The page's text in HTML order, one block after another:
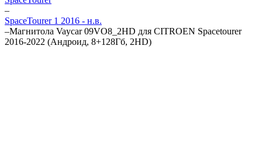
–
SpaceTourer 1 2016 - н.в.
–Магнитола Vaycar 09VO8_2HD для CITROEN Spacetourer
2016-2022 (Андроид, 8+128Гб, 2HD)